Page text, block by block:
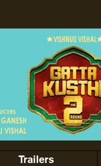
Trailers